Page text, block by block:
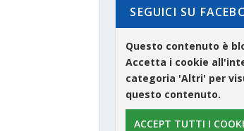
SEGUICI SU
Questo contenuto è
Accetta i cookie
categoria 'Altri' per
questo contenuto.
ACCEPT TUTTI I